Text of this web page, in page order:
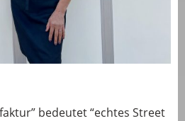
bedeutet “echtes Street